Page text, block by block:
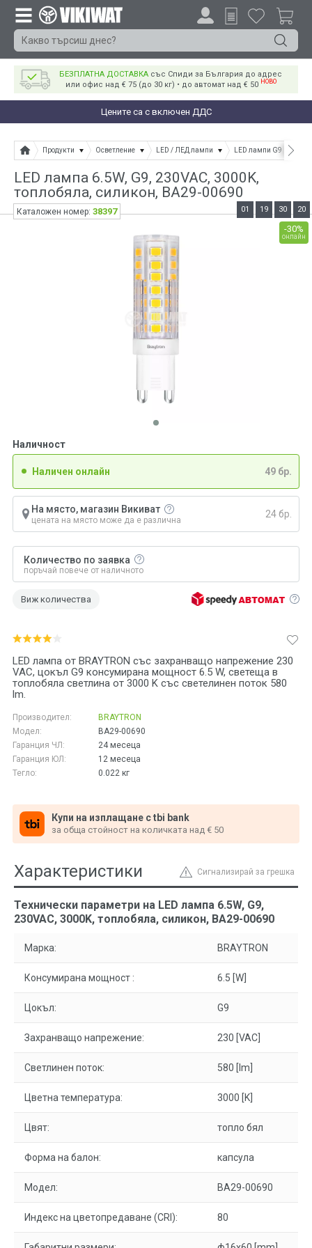
БЕЗПЛАТНА ДОСТАВКА със Спиди за България до адрес
или офис над € 75 (до 30 кг) • до автомат над € 50 НОВО
Цените са с включен ДДС
Продукти Осветление LED / ЛЕД лампи LED лампи G9 G4
LED лампа 6.5W, G9, 230VAC, 3000K,
топлобяла, силикон, BA29-00690
LED лампа от BRAYTRON със захранващо напрежение 230
VAC, цокъл G9 консумирана мощност 6.5 W, светеща в
топлобяла светлина от 3000 K със светелинен поток 580
lm.
Производител:
BRAYTRON
Модел:
BA29-00690
Гаранция ЧЛ:
24 месеца
Гаранция ЮЛ:
12 месеца
Тегло:
0.022 кг
Купи на изплащане с tbi bank
за обща стойност на количката над € 50
Наличност
Наличен онлайн 49 бр.
На място, магазин Викиват
цената на място може да е различна
24 бр.
Количество по заявка
поръчай повече от наличното
Виж количества
-30%
онлайн
01 19 30 20
Каталожен номер: 38397
Сигнализирай за грешка
Характеристики
Технически параметри на LED лампа 6.5W, G9,
230VAC, 3000K, топлобяла, силикон, BA29-00690
Марка: BRAYTRON
Консумирана мощност : 6.5 [W]
Цокъл: G9
Захранващо напрежение: 230 [VAC]
Светлинен поток: 580 [lm]
Цветна температура: 3000 [K]
Цвят: топлo бял
Форма на балон: капсула
Модел: BA29-00690
Индекс на цветопредаване (CRI): 80